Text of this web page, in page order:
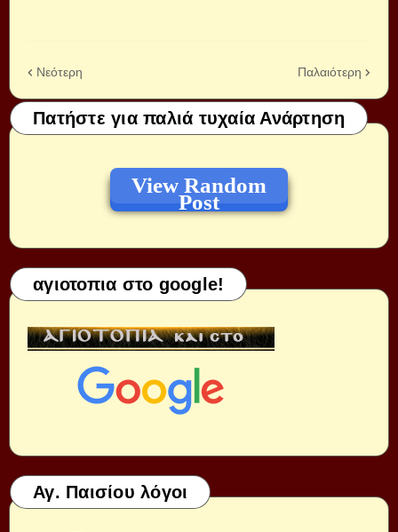
Νεότερη Παλαιότερη
Πατήστε για παλιά τυχαία Ανάρτηση
View Random
Post
αγιοτοπια στο google!
Αγ. Παισίου λόγοι